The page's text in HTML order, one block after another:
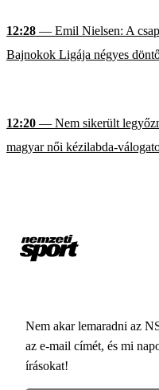
12:28 — Emil Nielsen: A
Bajnokok Ligája négyes
12:20 — Nem sikerült
magyar női kézilabda-
Nem akar lemaradni az
az e-mail címét, és mi
írásokat!